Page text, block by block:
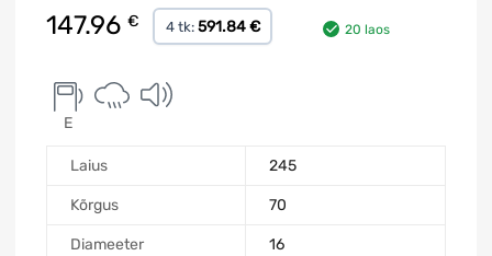
147.96 € 4 tk: 591.84 € 20 laos
E
Laius 245
Kõrgus 70
Diameeter 16